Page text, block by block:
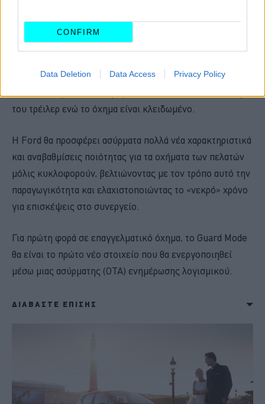
CONFIRM
Data Deletion Data Access Privacy Policy
δραστηριότητα βασίζεται στο όχημα και το περιεχόμενό
του. Το Guard Mode βασίζεται στις υπάρχουσες
συμπεριλαμβανομένου του Trailer Theft Alert, το οποίο
του τρέιλερ ενώ το όχημα είναι κλειδωμένο.
Η Ford θα προσφέρει ασύρματα πολλά νέα χαρακτηριστικά
και αναβαθμίσεις ποιότητας για τα οχήματα των πελατών
μόλις κυκλοφορούν, βελτιώνοντας με τον τρόπο αυτό την
παραγωγικότητα και ελαχιστοποιώντας το «νεκρό» χρόνο
για επισκέψεις στο συνεργείο.
Για πρώτη φορά σε επαγγελματικό όχημα, το Guard Mode
θα είναι το πρώτο νέο στοιχείο που θα ενεργοποιηθεί
μέσω μιας ασύρματης (OTA) ενημέρωσης λογισμικού.
ΔΙΑΒΑΣΤΕ ΕΠΙΣΗΣ